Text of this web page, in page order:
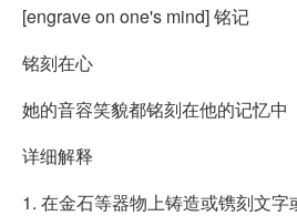
[engrave on one's mind] 铭记
铭刻在心
她的音容笑貌都铭刻在他的记忆中
详细解释
1. 在金石等器物上铸造或镌刻文字